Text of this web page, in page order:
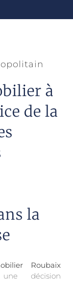
à
de la
la
Roubaix
décision